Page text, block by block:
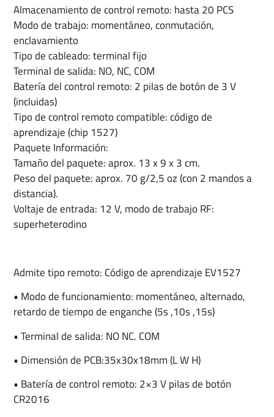
Almacenamiento de control remoto: hasta 20 PCS
Modo de trabajo: momentáneo, conmutación,
enclavamiento
Tipo de cableado: terminal fijo
Terminal de salida: NO, NC, COM
Batería del control remoto: 2 pilas de botón de 3 V
(incluidas)
Tipo de control remoto compatible: código de
aprendizaje (chip 1527)
Paquete Información:
Tamaño del paquete: aprox. 13 x 9 x 3 cm.
Peso del paquete: aprox. 70 g/2,5 oz (con 2 mandos a
distancia).
Voltaje de entrada: 12 V, modo de trabajo RF:
superheterodino
Admite tipo remoto: Código de aprendizaje EV1527
• Modo de funcionamiento: momentáneo, alternado,
retardo de tiempo de enganche (5s ,10s ,15s)
• Terminal de salida: NO NC. COM
• Dimensión de PCB:35x30x18mm (L W H)
• Batería de control remoto: 2×3 V pilas de botón
CR2016